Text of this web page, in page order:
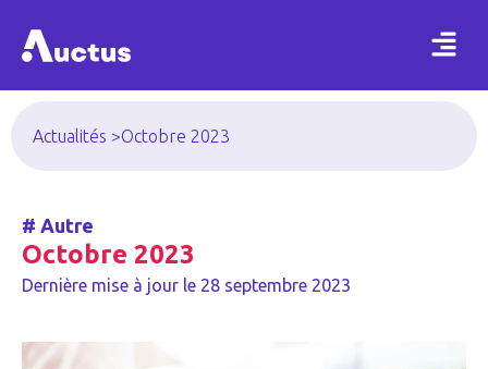
Actualités >Octobre 2023
# Autre
Octobre 2023
Dernière mise à jour le 28 septembre 2023